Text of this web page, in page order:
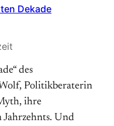
Dekade
des
Politikberaterin
ihre
Jahrzehnts. Und